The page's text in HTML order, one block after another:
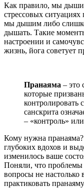
Как правило, мы
стрессовых
мы дышим либо
дышать. Такие
настроении и
жизнь, йога советует
Пранаяма – это
которые
контролировать
санскрита
– «контроль»
Кому нужна пранаяма?
глубоких вдохов и
изменилось ваше
Поняли, что
вопросы не настолько
практиковать